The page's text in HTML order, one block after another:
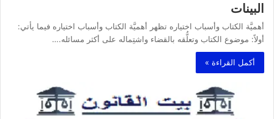
البينات
أهميَّة الكتاب وأسباب اختياره تظهر أهميَّة الكتاب وأسباب اختياره فيما يأتي:
أولاً: موضوع الكتاب وتعلُّقه بالقضاء واشتِماله على أكثر مسائله.…
أكمل القراءة »